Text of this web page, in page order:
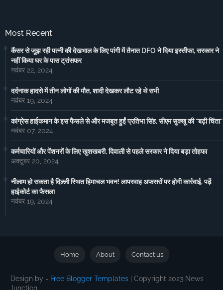
Most Recent
कैंसर से जूझ रही पत्नी की देखभाल के लिए पांगी में तैनात DFO ने दिया इस्तीफा, सरकार ने
नहीं किया घर के पास ट्रांसफर
नवंबर 22, 2024
दर्दनाक हादसे में तीन लोगों की मौत, शादी देखकर लौट रहे थे सभी
नवंबर 19, 2024
कांग्रेस हाईकमान के इस फैसले से और मजबूत हुईं प्रतिभा सिंह, सीएम सुक्खू की “बढ़ी चिंता”
नवंबर 07, 2024
कर्मचारियों और पेंशनरों के लिए खुशखबरी, दिवाली से पहले सरकार ने दिया बड़ा तोहफा
अक्टूबर 20, 2024
नीलाम हो सकता है दिल्ली स्थित हिमाचल भवन! लापरवाह अफसरों पर होगी कार्रवाई, पढ़ें
हाईकोर्ट का फैसला
नवंबर 19, 2024
Design by - Free Blogger Templates | Copyright 2023 News
Junction
Home About Contact us